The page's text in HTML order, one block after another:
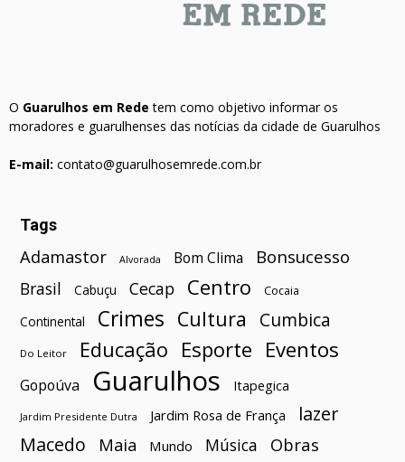
O Guarulhos em Rede tem como objetivo informar os
moradores e guarulhenses das notícias da cidade de Guarulhos
E-mail: contato@guarulhosemrede.com.br
Tags
Adamastor Alvorada Bom Clima Bonsucesso
Brasil Cabuçu Cecap Centro Cocaia
Continental Crimes Cultura Cumbica
Do Leitor Educação Esporte Eventos
Gopoúva Guarulhos Itapegica
Jardim Presidente Dutra Jardim Rosa de França
lazer
Macedo
Maia Mundo Música Obras